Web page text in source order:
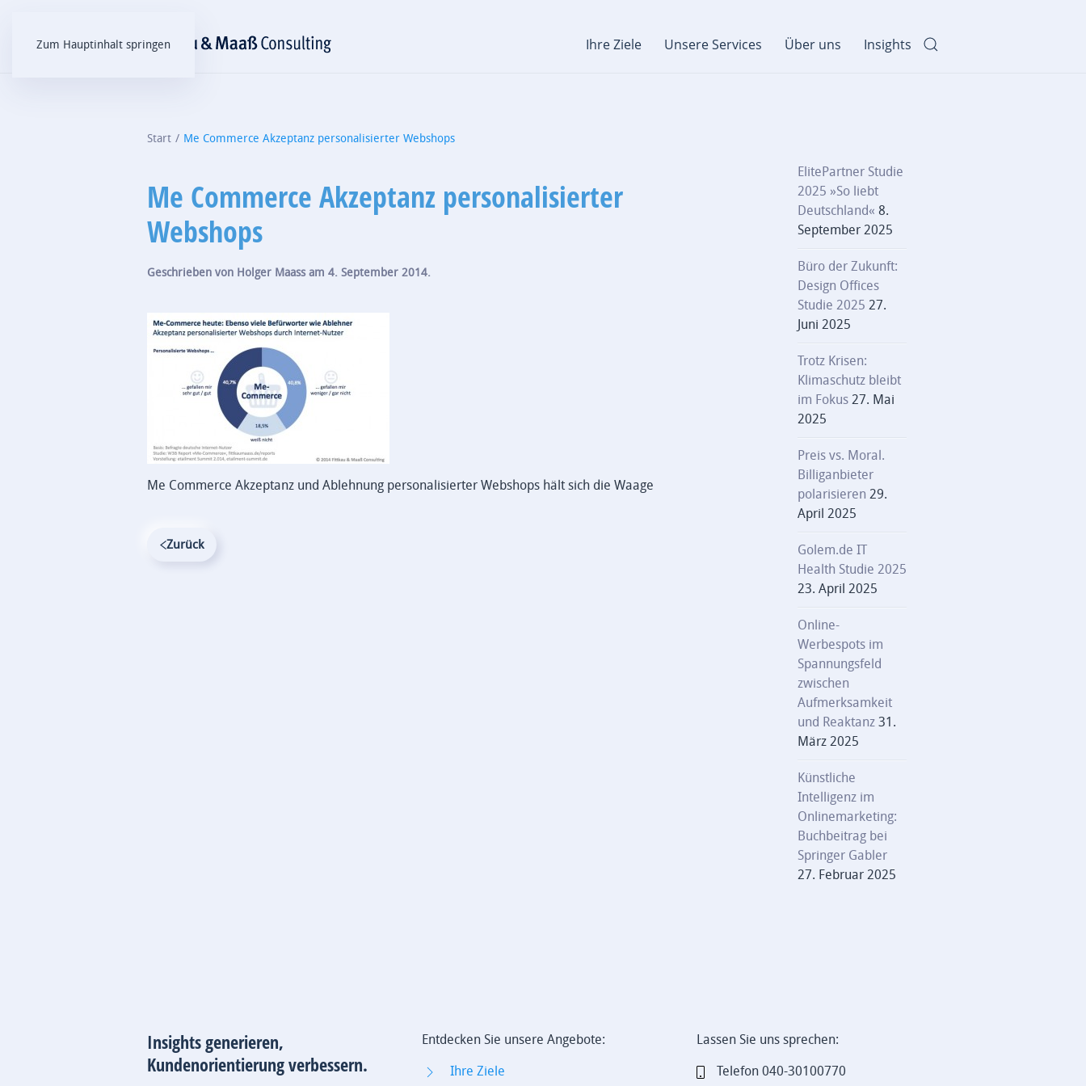
Zum Hauptinhalt springen Ihre Ziele Unsere Services Über uns Insights
Start Me Commerce Akzeptanz personalisierter Webshops
Me Commerce Akzeptanz personalisierter
Webshops
Geschrieben von Holger Maassam 4. September 2014.
Me Commerce Akzeptanz und Ablehnung personalisierter Webshops hält sich die Waage
Zurück
ElitePartner Studie
2025 »So liebt
Deutschland« 8.
September 2025
Büro der Zukunft:
Design Offices
Studie 2025 27.
Juni 2025
Trotz Krisen:
Klimaschutz bleibt
im Fokus 27. Mai
2025
Preis vs. Moral.
Billiganbieter
polarisieren 29.
April 2025
Golem.de IT
Health Studie 2025
23. April 2025
Online-
Werbespots im
Spannungsfeld
zwischen
Aufmerksamkeit
und Reaktanz 31.
März 2025
Künstliche
Intelligenz im
Onlinemarketing:
Buchbeitrag bei
Springer Gabler
27. Februar 2025
Insights generieren,
Kundenorientierung verbessern.
Entdecken Sie unsere Angebote:
Ihre Ziele
Lassen Sie uns sprechen:
Telefon 040-30100770